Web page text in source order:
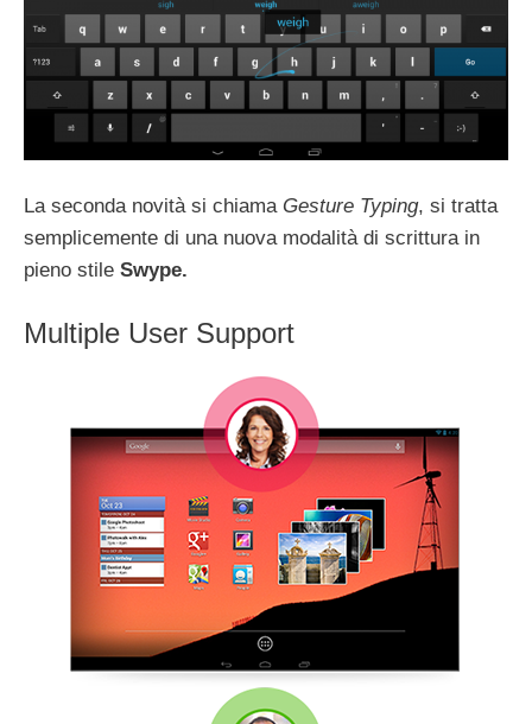
La seconda novità si chiama Gesture Typing, si tratta
semplicemente di una nuova modalità di scrittura in
pieno stile Swype.
Multiple User Support